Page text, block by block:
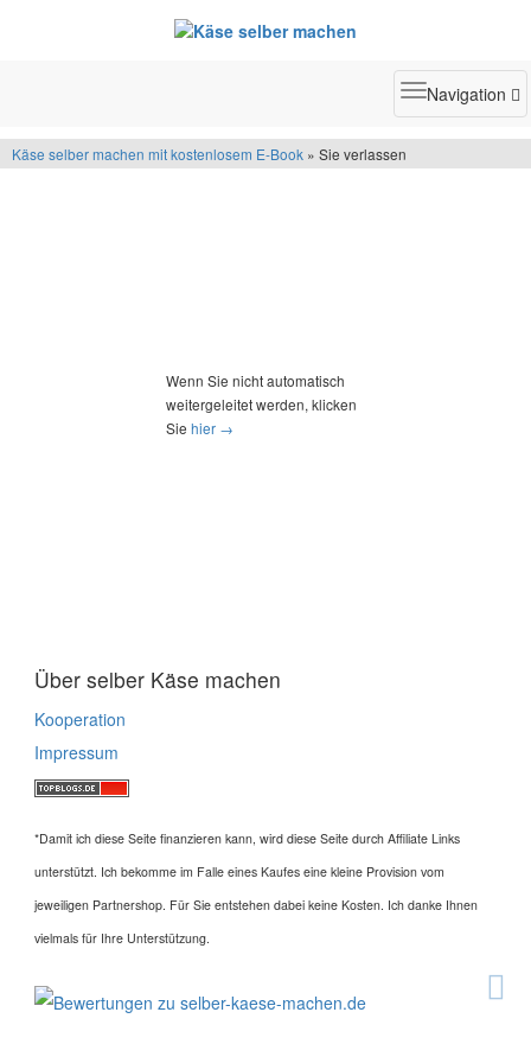
Toggle
Navigation
Käse selber machen mit kostenlosem E-Book » Sie verlassen
Wenn Sie nicht automatisch
weitergeleitet werden, klicken
Sie hier →
Über selber Käse machen
Kooperation
Impressum
*Damit ich diese Seite finanzieren kann, wird diese Seite durch Affiliate Links
unterstützt. Ich bekomme im Falle eines Kaufes eine kleine Provision vom
jeweiligen Partnershop. Für Sie entstehen dabei keine Kosten. Ich danke Ihnen
vielmals für Ihre Unterstützung.